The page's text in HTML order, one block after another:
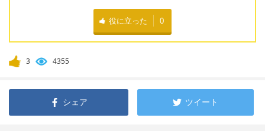
役に立った 0
3 4355
シェア ツイート